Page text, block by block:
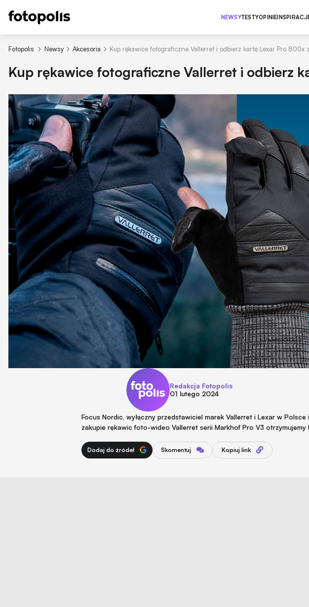
NEWSYTESTYOPINIE
Fotopolis Newsy Akcesoria Kup rękawice fotograficzne Vallerret i odbierz kartę Lexar Pro 800x
Kup rękawice fotograficzne Vallerret i odbierz
Redakcja Fotopolis
01 lutego 2024
Focus Nordic, wyłączny przedstawiciel marek Vallerret i Lexar w
zakupie rękawic foto-wideo Vallerret serii Markhof Pro V3 otrzymujemy
Dodaj do źródeł Skomentuj Kopiuj link